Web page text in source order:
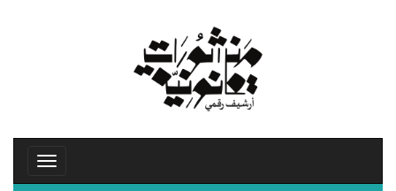
Toggle